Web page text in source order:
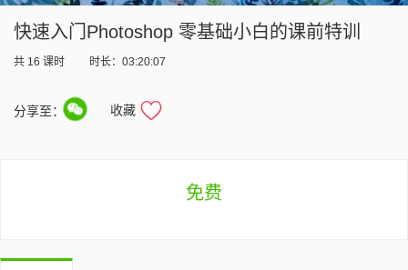
快速入门Photoshop 零基础小白的课前特训
共 16 课时 时长：03:20:07
分享至： 收藏
免费